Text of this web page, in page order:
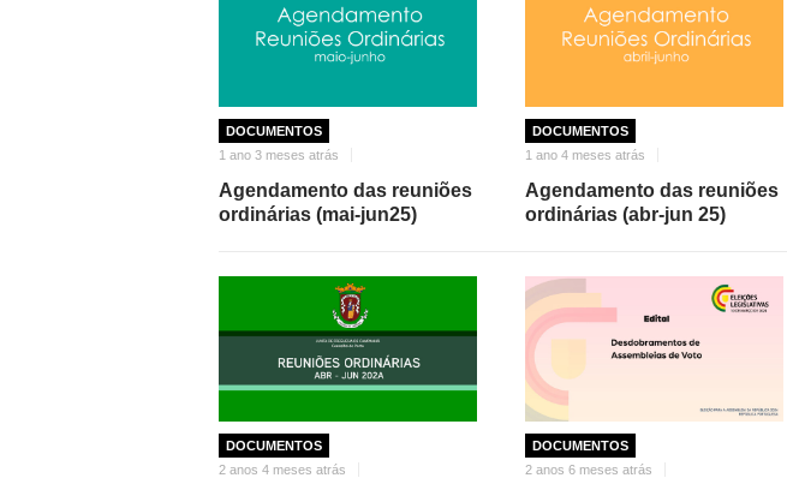
DOCUMENTOS
1 ano 3 meses atrás
Agendamento das reuniões
ordinárias (mai-jun25)
DOCUMENTOS
1 ano 4 meses atrás
Agendamento das reuniões
ordinárias (abr-jun 25)
DOCUMENTOS
2 anos 4 meses atrás
DOCUMENTOS
2 anos 6 meses atrás